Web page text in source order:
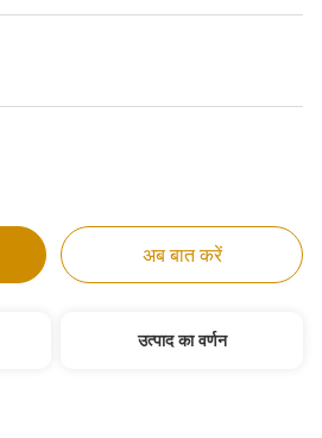
अब बात करें
उत्पाद का वर्णन